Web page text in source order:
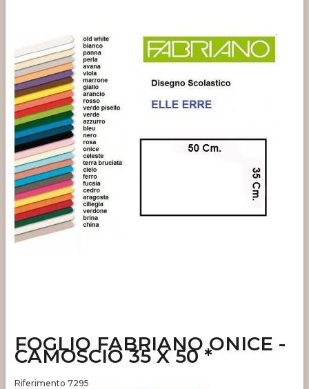
FOGLIO FABRIANO ONICE -
CAMOSCIO 35 X 50 *
Riferimento 7295